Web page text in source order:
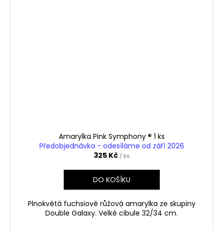
Amarylka Pink Symphony ® 1 ks
Předobjednávka - odesíláme od září 2026
325 Kč / ks
DO KOŠÍKU
Plnokvětá fuchsiově růžová amarylka ze skupiny
Double Galaxy. Velké cibule 32/34 cm.